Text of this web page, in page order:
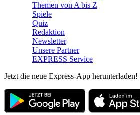
Themen von A bis Z
Spiele
Quiz
Redaktion
Newsletter
Unsere Partner
EXPRESS Service
Jetzt die neue Express-App herunterladen!